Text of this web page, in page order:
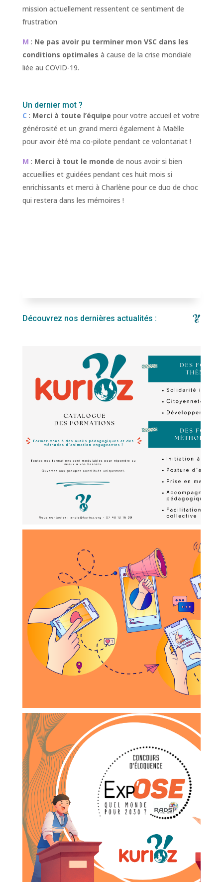
mission actuellement ressentent ce sentiment de
frustration
M : Ne pas avoir pu terminer mon VSC dans les
conditions optimales à cause de la crise mondiale
liée au COVID-19.
Un dernier mot ?
C : Merci à toute l’équipe pour votre accueil et votre
générosité et un grand merci également à Maëlle
pour avoir été ma co-pilote pendant ce volontariat !
M : Merci à tout le monde de nous avoir si bien
accueillies et guidées pendant ces huit mois si
enrichissants et merci à Charlène pour ce duo de choc
qui restera dans les mémoires !
Découvrez nos dernières actualités :